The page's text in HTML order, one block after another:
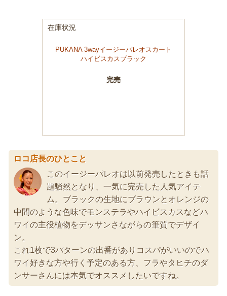
ロコ店長のひとこと
このイージーパレオは以前発売したときも話
題騒然となり、一気に完売した人気アイテ
ム。ブラックの生地にブラウンとオレンジの
中間のような色味でモンステラやハイビスカスなどハ
ワイの主役植物をデッサンさながらの筆質でデザイ
ン。
これ1枚で3パターンの出番がありコスパがいいのでハ
ワイ好きな方や行く予定のある方、フラやタヒチのダ
ンサーさんには本気でオススメしたいですね。